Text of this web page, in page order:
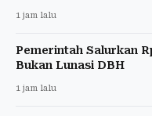
1 jam lalu
Pemerintah Salurkan
Bukan Lunasi DBH
1 jam lalu